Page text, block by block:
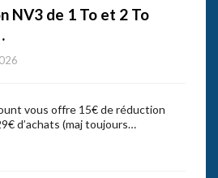
NV3 de 1 To et 2 To
vous offre 15€ de réduction
d’achats (maj toujours…